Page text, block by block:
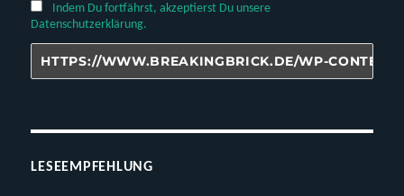
Indem Du fortfährst, akzeptierst Du unsere
Datenschutzerklärung.
LESEEMPFEHLUNG